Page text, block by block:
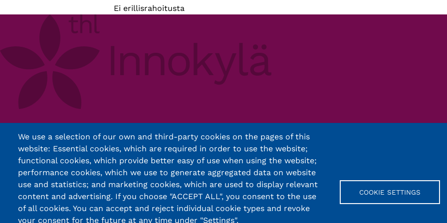
Ei erillisrahoitusta
FooterOhjeita käyttäjille
Yhteystiedot
Tilaa uutiskirje
Palaute
Palvelun käyttöehdot
Saavutettavuusseloste
We use a selection of our own and third-party cookies on the pages of this
website: Essential cookies, which are required in order to use the website;
functional cookies, which provide better easy of use when using the website;
performance cookies, which we use to generate aggregated data on website
use and statistics; and marketing cookies, which are used to display relevant
content and advertising. If you choose "ACCEPT ALL", you consent to the use
of all cookies. You can accept and reject individual cookie types and revoke
your consent for the future at any time under "Settings".
COOKIE SETTINGS